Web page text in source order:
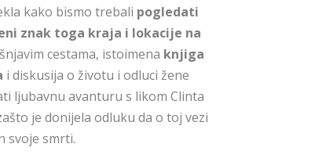
kako bismo trebali pogledati
znak toga kraja i lokacije na
cestama, istoimena knjiga
i diskusija o životu i odluci žene
ljubavnu avanturu s likom Clinta
je donijela odluku da o toj vezi
svoje smrti.